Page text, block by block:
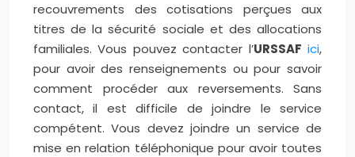
recouvrements des cotisations perçues aux
titres de la sécurité sociale et des allocations
familiales. Vous pouvez contacter l’URSSAF ici,
pour avoir des renseignements ou pour savoir
comment procéder aux reversements. Sans
contact, il est difficile de joindre le service
compétent. Vous devez joindre un service de
mise en relation téléphonique pour avoir toutes